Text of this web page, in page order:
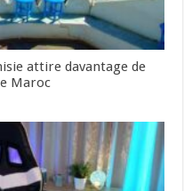
attire davantage de
Maroc